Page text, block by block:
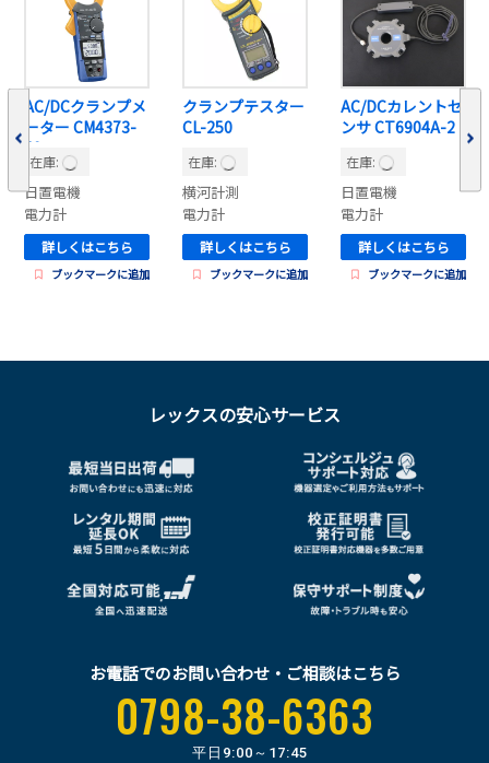
AC/DCクランプメ
ーター CM4373-
50
在庫:
日置電機
電力計
詳しくはこちら
ブックマークに追加
クランプテスター
CL-250
在庫:
横河計測
電力計
詳しくはこちら
ブックマークに追加
AC/DCカレントセ
ンサ CT6904A-2
在庫:
日置電機
電力計
詳しくはこちら
ブックマークに追加
レックスの安心サービス
お電話でのお問い合わせ・ご相談はこちら
0798-38-6363
平日 9:00～17:45